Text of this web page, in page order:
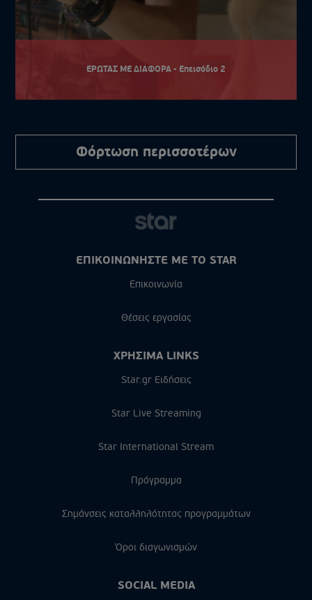
ΕΡΩΤΑΣ ΜΕ ΔΙΑΦΟΡΑ - Επεισόδιο 2
Φόρτωση περισσοτέρων
ΕΠΙΚΟΙΝΩΝΗΣΤΕ ΜΕ ΤΟ STAR
Επικοινωνία
Θέσεις εργασίας
ΧΡΗΣΙΜΑ LINKS
Star.gr Ειδήσεις
Star Live Streaming
Star International Stream
Πρόγραμμα
Σημάνσεις καταλληλότητας προγραμμάτων
Όροι διαγωνισμών
SOCIAL MEDIA